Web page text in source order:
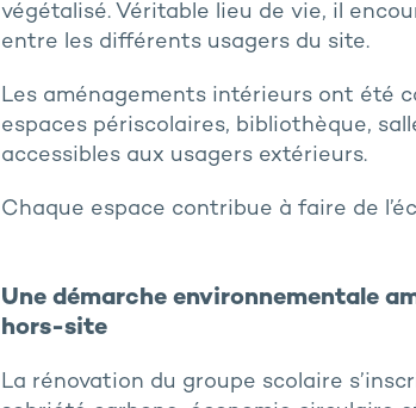
végétalisé. Véritable lieu de vie, il
entre les différents usagers du site.
Les aménagements intérieurs ont été
espaces périscolaires, bibliothèque,
accessibles aux usagers extérieurs.
Chaque espace contribue à faire de
Une démarche environnementale
hors-site
La rénovation du groupe scolaire